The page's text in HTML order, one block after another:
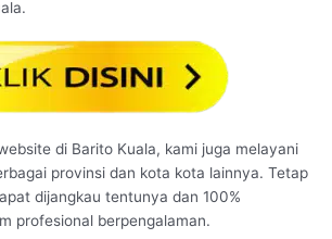
di Barito Kuala, kami juga melayani
provinsi dan kota kota lainnya. Tetap
dijangkau tentunya dan 100%
profesional berpengalaman.